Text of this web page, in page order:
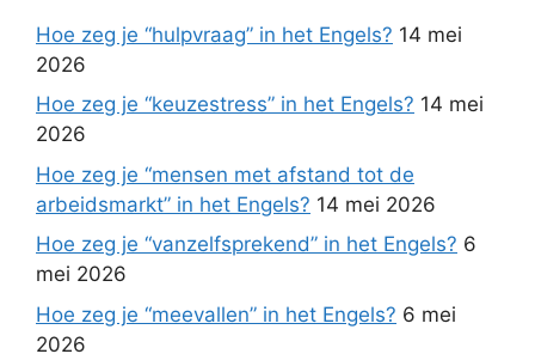
Hoe zeg je “hulpvraag” in het Engels? 14 mei
2026
Hoe zeg je “keuzestress” in het Engels? 14 mei
2026
Hoe zeg je “mensen met afstand tot de
arbeidsmarkt” in het Engels? 14 mei 2026
Hoe zeg je “vanzelfsprekend” in het Engels? 6
mei 2026
Hoe zeg je “meevallen” in het Engels? 6 mei
2026